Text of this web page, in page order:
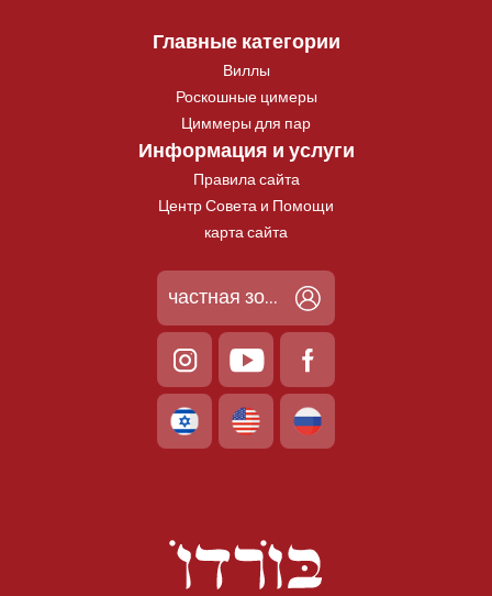
Главные категории
Виллы
Роскошные цимеры
Циммеры для пар
Информация и услуги
Правила сайта
Центр Совета и Помощи
карта сайта
частная зона